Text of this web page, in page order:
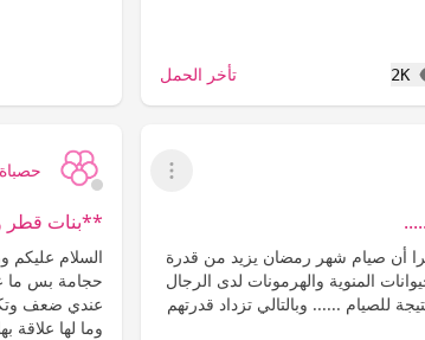
2K تأخر الحمل
عرض القائمة
أن صيام شهر رمضان يزيد من قدرة
المنوية والهرمونات لدى الرجال
للصيام ...... وبالتالي تزداد قدرتهم
حصباة
**بنات قطر
السلام عليكم
حجامة بس ما
عندي ضعف
وما لها علاقة